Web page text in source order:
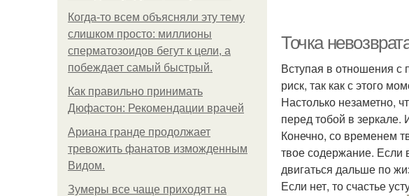
Когда-то всем объясняли эту тему
слишком просто: миллионы
сперматозоидов бегут к цели, а
побеждает самый быстрый.
Как правильно принимать
Дюфастон: Рекомендации врачей
Ариана гранде продолжает
тревожить фанатов изможденным
Видом.
Зумеры все чаще приходят на
Точка
Вступая в отношения с
риск, так как с этого
Настолько незаметно,
перед тобой в
Конечно, со временем
твое содержание. Если
двигаться дальше по
Если нет, то счастье